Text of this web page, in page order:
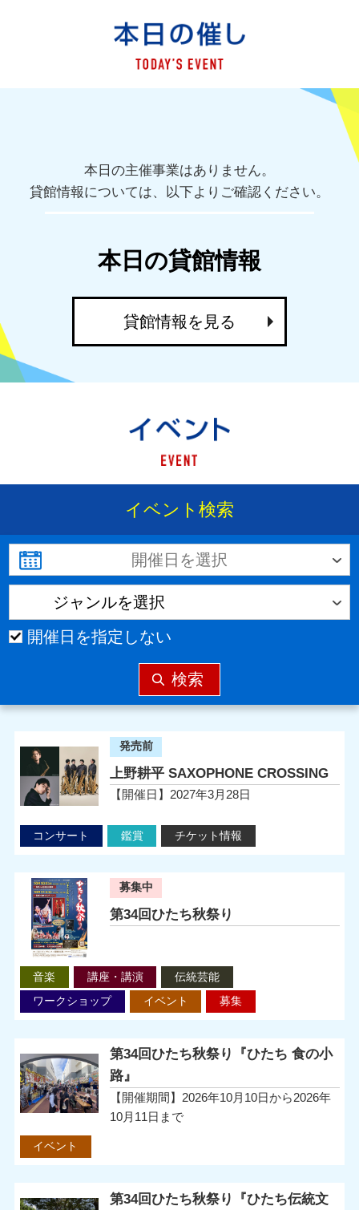
本日の主催事業はありません。
貸館情報については、以下よりご確認ください。
本日の貸館情報
貸館情報を見る
イベント検索
開催日を指定しない
ーズ オペラっておもしろい！～魅惑のソプラノ＆テノール～
ベントは終了しました。の詳細を見る
光と弾く！三味線合奏』 参加者募集！！の詳細を見る
発売前
上野耕平 SAXOPHONE CROSSING
【開催日】2027年3月28日
コンサート 鑑賞 チケット情報
募集中
第34回ひたち秋祭り
音楽 講座・講演 伝統芸能
ワークショップ イベント 募集
第34回ひたち秋祭り『ひたち 食の小
路』
【開催期間】2026年10月10日から2026年
10月11日まで
イベント
第34回ひたち秋祭り『ひたち伝統文